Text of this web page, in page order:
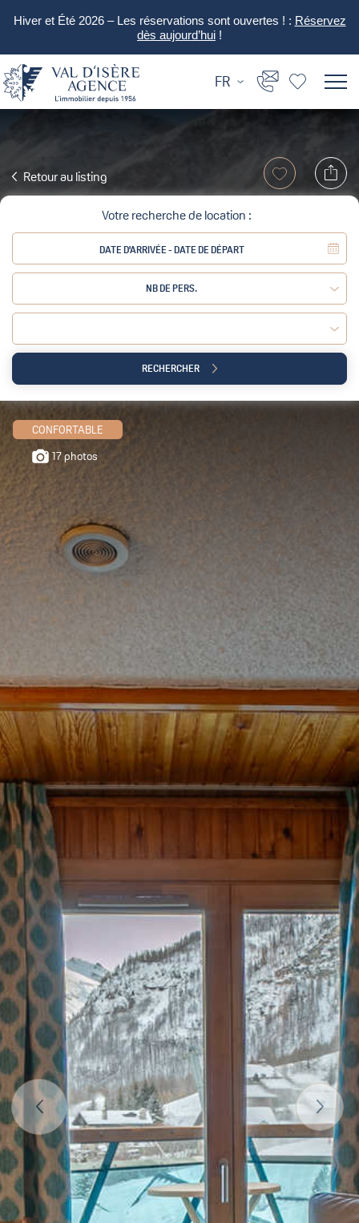
Hiver et Été 2026 – Les réservations sont ouvertes ! : Réservez
dès aujourd’hui !
FR
Retour au listing
Votre recherche de location :
NB DE PERS.
Adulte : Enfant :
RECHERCHER
CONFORTABLE
17 photos